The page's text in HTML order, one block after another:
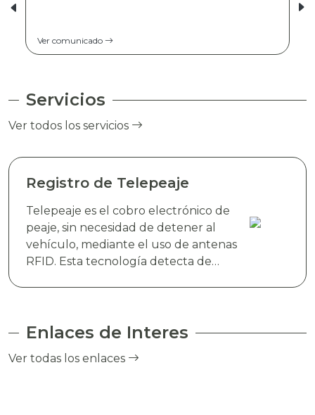
Ver comunicado
Servicios
Ver todos los servicios
Registro de Telepeaje
Telepeaje es el cobro electrónico de
peaje, sin necesidad de detener al
vehículo, mediante el uso de antenas
RFID. Esta tecnología detecta de
el cobro de peaje a través del debito
usuario.
Enlaces de Interes
Ver todas los enlaces